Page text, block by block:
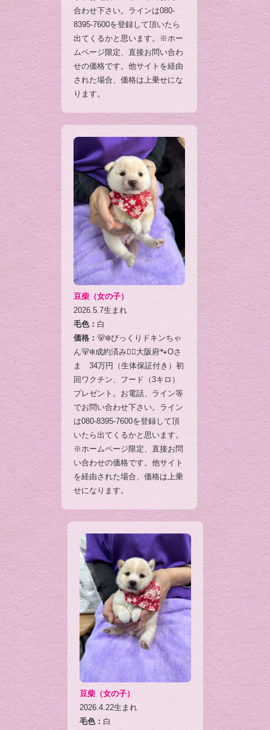
合わせ下さい。ラインは080-
8395-7600を登録して頂いたら
出てくるかと思います。※ホー
ムページ限定、直接お問い合わ
せの価格です。他サイトを経由
された場合、価格は上乗せにな
ります。
豆柴（女の子）
2026.5.7生まれ
毛色： 白
価格： 🐻‍❄️びっくりドキンちゃ
ん🐻‍❄️成約済み🙇‍♂️大阪府🐾Oさ
ま 34万円（生体保証付き）初
回ワクチン、フード（3キロ）
プレゼント。お電話、ライン等
でお問い合わせ下さい。ライン
は080-8395-7600を登録して頂
いたら出てくるかと思います。
※ホームページ限定、直接お問
い合わせの価格です。他サイト
を経由された場合、価格は上乗
せになります。
豆柴（女の子）
2026.4.22生まれ
毛色： 白